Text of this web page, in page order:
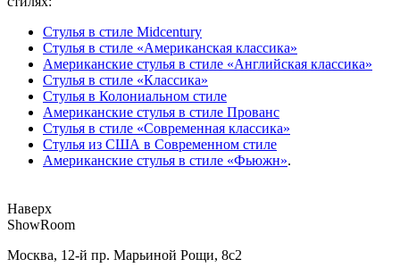
Стулья в стиле Midcentury
Стулья в стиле «Американская классика»
Американские стулья в стиле «Английская классика»
Стулья в стиле «Классика»
Стулья в Колониальном стиле
Американские стулья в стиле Прованс
Стулья в стиле «Современная классика»
Стулья из США в Современном стиле
Американские стулья в стиле «Фьюжн».
Наверх
ShowRoom
Москва, 12-й пр. Марьиной Рощи, 8с2